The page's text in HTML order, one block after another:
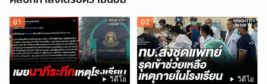
วิดีโอ
01
วิดีโอ
02